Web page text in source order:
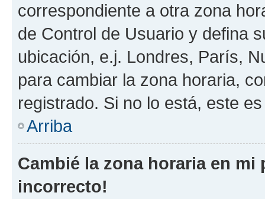
correspondiente a otra zona
de Control de Usuario y defina
ubicación, e.j. Londres, París,
para cambiar la zona horaria,
registrado. Si no lo está, este
Arriba
Cambié la zona horaria en
incorrecto!